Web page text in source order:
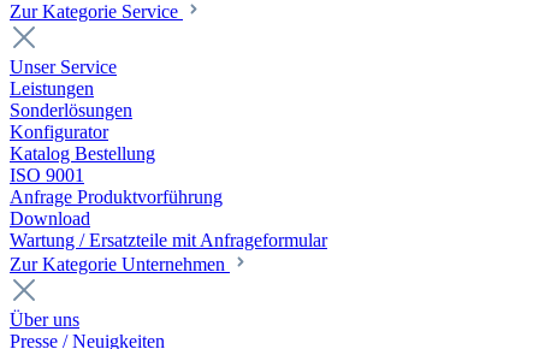
Zur Kategorie Service
Unser Service
Leistungen
Sonderlösungen
Konfigurator
Katalog Bestellung
ISO 9001
Anfrage Produktvorführung
Download
Wartung / Ersatzteile mit Anfrageformular
Zur Kategorie Unternehmen
Über uns
Presse / Neuigkeiten